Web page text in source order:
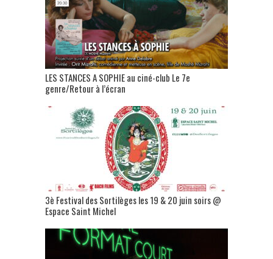
LES STANCES A SOPHIE au ciné-club Le 7e
genre/Retour à l’écran
3è Festival des Sortilèges les 19 & 20 juin soirs @
Espace Saint Michel